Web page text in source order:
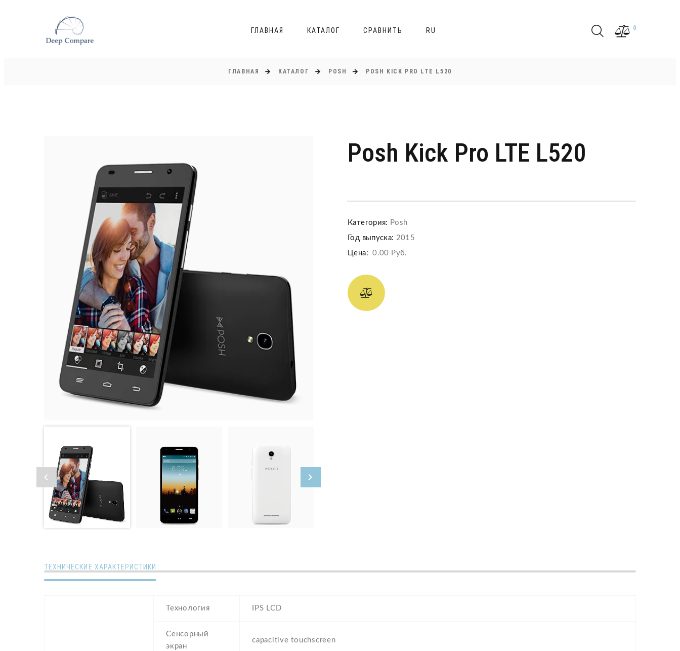
ГЛАВНАЯ КАТАЛОГ СРАВНИТЬ RU 0
ГЛАВНАЯ КАТАЛОГ POSH POSH KICK PRO LTE L520
Posh Kick Pro LTE L520
Категория: Posh
Год выпуска: 2015
Цена: 0.00 Руб.
ТЕХНИЧЕСКИЕ ХАРАКТЕРИСТИКИ
Технология IPS LCD
Сенсорный
экран
capacitive touchscreen